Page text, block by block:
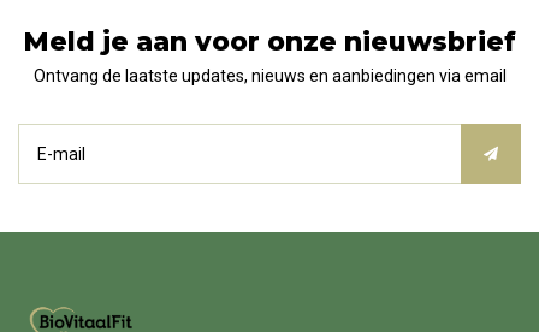
Meld je aan voor onze nieuwsbrief
Ontvang de laatste updates, nieuws en aanbiedingen via email